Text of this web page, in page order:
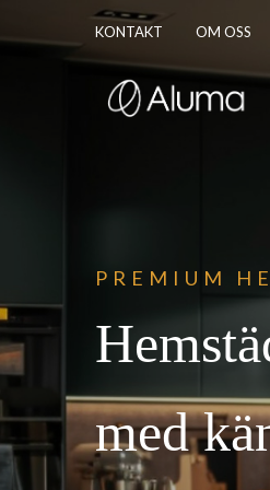
KONTAKT OM OSS
PREM IUM
med